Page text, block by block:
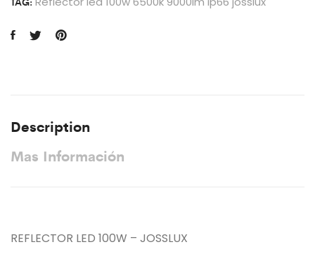
Description
Mas Información
REFLECTOR LED 100W – JOSSLUX